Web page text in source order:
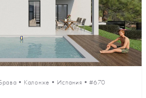
• Калонже • Испания •#670